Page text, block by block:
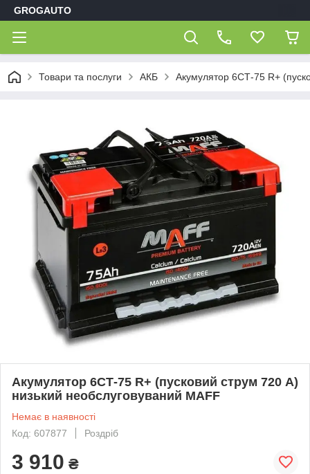
GROGAUTO
Товари та послуги АКБ Акумулятор 6СТ-75 R+
Акумулятор 6СТ-75 R+ (пусковий струм 720 А)
низький необслуговуваний MAFF
Немає в наявності
Код: 607877
Роздріб
3 910 ₴